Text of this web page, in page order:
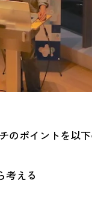
のポイントを以下
考える